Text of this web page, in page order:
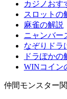
カジノおす
スロットの
麻雀の解説
ニャンバー
なぞりドラ
ドラぽかの
WINコイン
仲間モンスター